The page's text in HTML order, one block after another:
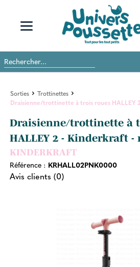
Sorties
Trottinettes
Draisienne/trottinette à trois roues HALLEY
Draisienne/trottinette à
HALLEY 2 - Kinderkraft -
KINDERKRAFT
Référence : KRHALL02PNK0000
Avis clients (0)